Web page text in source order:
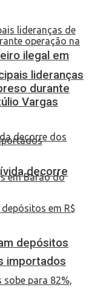
ilegal em
importados
lideranças
durante
Vargas
decorre
depósitos